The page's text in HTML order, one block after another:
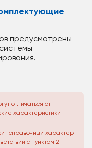
предусмотрены
отличаться от
характеристики
справочный характер
с пунктом 2